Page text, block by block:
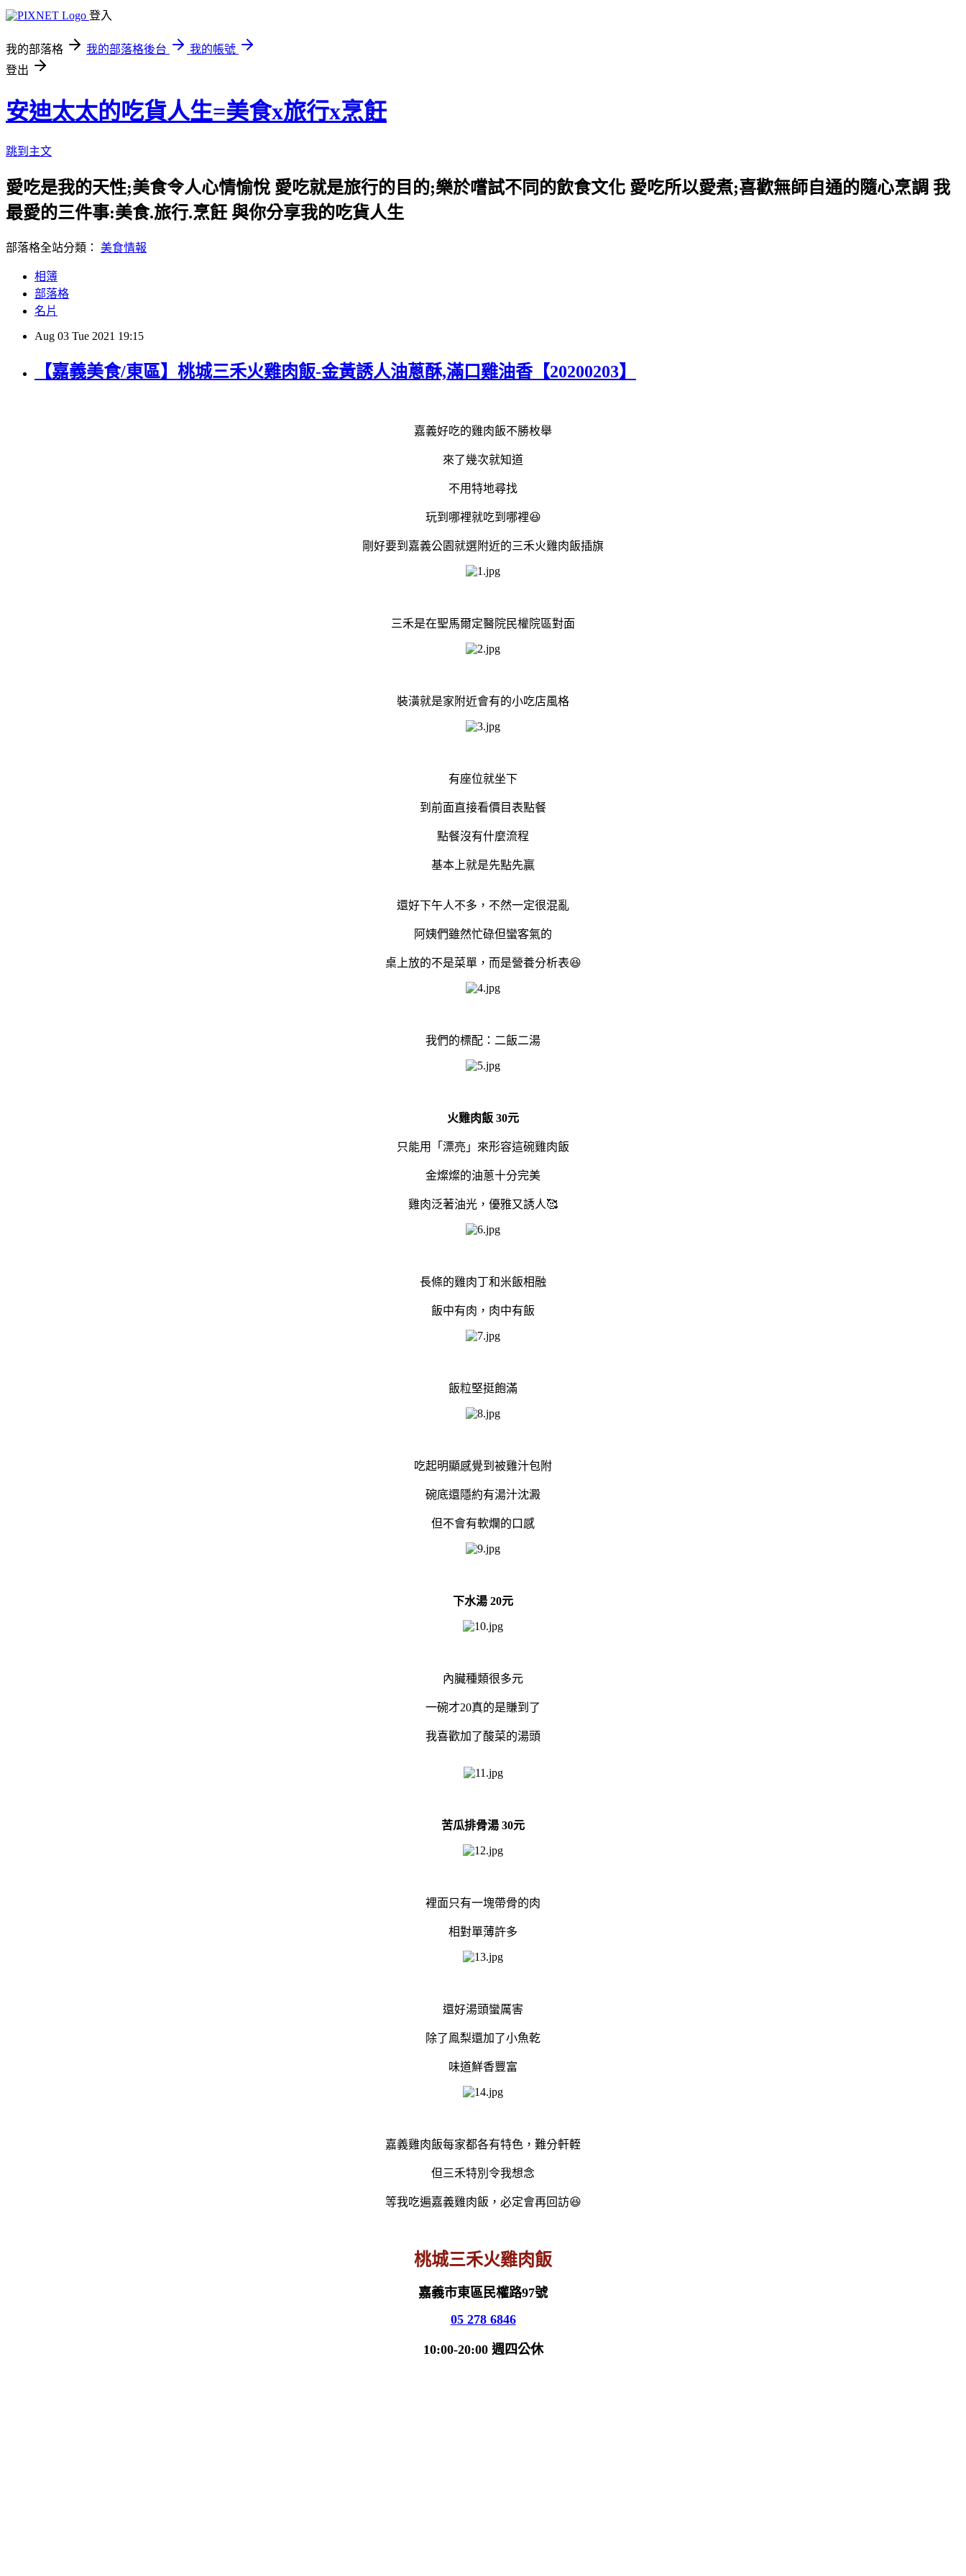
登入
我的部落格 我的部落格後台
我的帳號
登出
安迪太太的吃貨人生=美食x旅行x烹飪
跳到主文
愛吃是我的天性;美食令人心情愉悅 愛吃就是旅行的目的;樂於嚐試不同的飲食文化 愛吃所以愛煮;喜歡無師自通的隨心烹調 我
最愛的三件事:美食.旅行.烹飪 與你分享我的吃貨人生
部落格全站分類： 美食情報
相簿
部落格
名片
Aug 03 Tue 2021 19:15
【嘉義美食/東區】桃城三禾火雞肉飯-金黃誘人油蔥酥,滿口雞油香【20200203】
嘉義好吃的雞肉飯不勝枚舉
來了幾次就知道
不用特地尋找
玩到哪裡就吃到哪裡😆
剛好要到嘉義公園就選附近的三禾火雞肉飯插旗
三禾是在聖馬爾定醫院民權院區對面
裝潢就是家附近會有的小吃店風格
有座位就坐下
到前面直接看價目表點餐
點餐沒有什麼流程
基本上就是先點先贏
還好下午人不多，不然一定很混亂
阿姨們雖然忙碌但蠻客氣的
桌上放的不是菜單，而是營養分析表😆
我們的標配：二飯二湯
火雞肉飯 30元
只能用「漂亮」來形容這碗雞肉飯
金燦燦的油蔥十分完美
雞肉泛著油光，優雅又誘人🥰
長條的雞肉丁和米飯相融
飯中有肉，肉中有飯
飯粒堅挺飽滿
吃起明顯感覺到被雞汁包附
碗底還隱約有湯汁沈澱
但不會有軟爛的口感
下水湯 20元
內臟種類很多元
一碗才20真的是賺到了
我喜歡加了酸菜的湯頭
苦瓜排骨湯 30元
裡面只有一塊帶骨的肉
相對單薄許多
還好湯頭蠻厲害
除了鳯梨還加了小魚乾
味道鮮香豐富
嘉義雞肉飯每家都各有特色，難分軒輊
但三禾特別令我想念
等我吃遍嘉義雞肉飯，必定會再回訪😆
桃城三禾火雞肉飯
嘉義市東區民權路97號
05 278 6846
10:00-20:00 週四公休